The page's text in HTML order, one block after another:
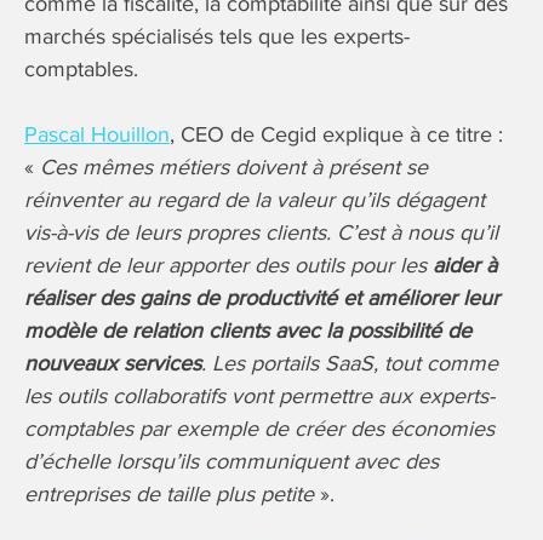
marchés spécialisés tels que les experts-
comptables.
Pascal Houillon, CEO de Cegid explique à ce titre :
« Ces mêmes métiers doivent à présent se
réinventer au regard de la valeur qu’ils dégagent
vis-à-vis de leurs propres clients. C’est à nous qu’il
revient de leur apporter des outils pour les aider à
réaliser des gains de productivité et améliorer leur
modèle de relation clients avec la possibilité de
nouveaux services. Les portails SaaS, tout comme
les outils collaboratifs vont permettre aux experts-
comptables par exemple de créer des économies
d’échelle lorsqu’ils communiquent avec des
entreprises de taille plus petite».